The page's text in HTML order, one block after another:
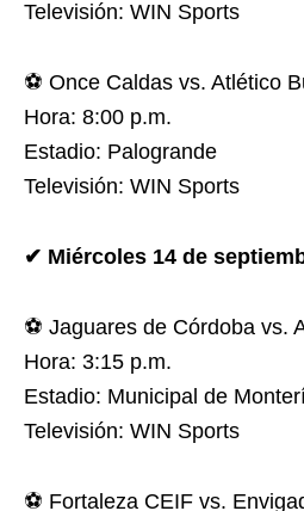
Televisión: WIN Sports
⚽ Once Caldas vs. Atlético
Hora: 8:00 p.m.
Estadio: Palogrande
Televisión: WIN Sports
✔ Miércoles 14 de
⚽ Jaguares de Córdoba vs.
Hora: 3:15 p.m.
Estadio: Municipal de
Televisión: WIN Sports
⚽ Fortaleza CEIF vs.